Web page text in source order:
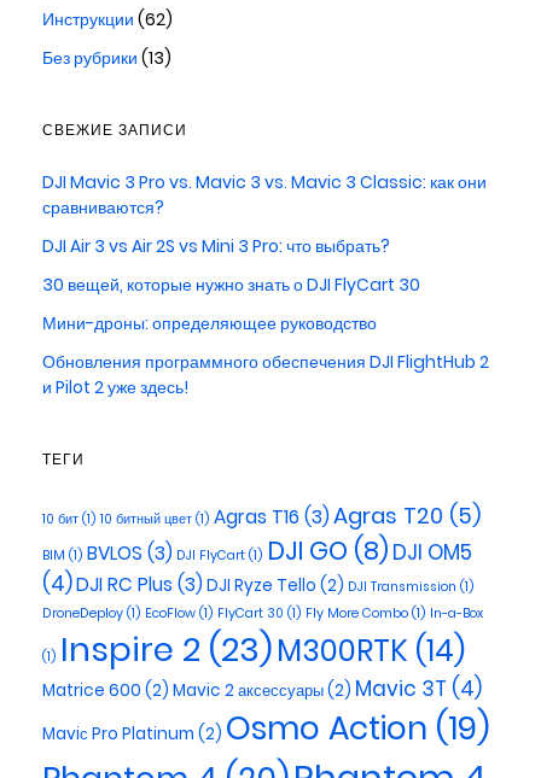
Инструкции (62)
Без рубрики (13)
СВЕЖИЕ ЗАПИСИ
DJI Mavic 3 Pro vs. Mavic 3 vs. Mavic 3 Classic: как они
сравниваются?
DJI Air 3 vs Air 2S vs Mini 3 Pro: что выбрать?
30 вещей, которые нужно знать о DJI FlyCart 30
Мини-дроны: определяющее руководство
Обновления программного обеспечения DJI FlightHub 2
и Pilot 2 уже здесь!
ТЕГИ
10 бит (1) 10 битный цвет (1) Agras T16 (3)Agras T20 (5)
BIM (1) BVLOS (3) DJI FlyCart (1) DJI GO (8) DJI OM5
(4)DJI RC Plus (3)DJI Ryze Tello (2) DJI Transmission (1)
DroneDeploy (1) EcoFlow (1) FlyCart 30 (1) Fly More Combo (1) In-a-Box
(1) Inspire 2 (23)M300RTK (14)
Matrice 600 (2) Mavic 2 аксессуары(2) Mavic 3T (4)
Maviс Pro Platinum (2) Osmo Action (19)